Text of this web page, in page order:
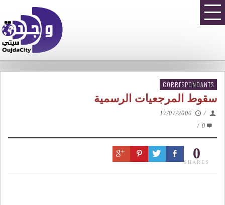
CORRESPONDANTS
سقوط المرجعيات الرسمية
/
17/07/2006
0
/
0
SHARES